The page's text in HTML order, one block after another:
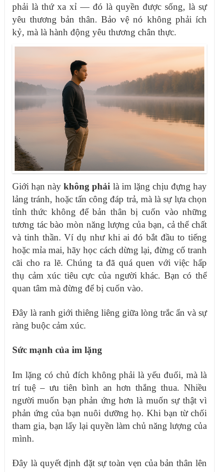
phải là thứ xa xỉ — đó là quyền được sống, là sự
yêu thương bản thân. Bảo vệ nó không phải ích
kỷ, mà là hành động yêu thương chân thực.
Giới hạn nàykhông phải là im lặng chịu đựng hay
lảng tránh, hoặc tấn công đáp trả, mà là sự lựa chọn
tỉnh thức không để bản thân bị cuốn vào những
tương tác bào mòn năng lượng của bạn, cả thể chất
và tinh thần. Ví dụ như khi ai đó bắt đầu to tiếng
hoặc mỉa mai, hãy học cách dừng lại, đừng cố tranh
cãi cho ra lẽ. Chúng ta đã quá quen với việc hấp
thụ cảm xúc tiêu cực của người khác. Bạn có thể
quan tâm mà đừng để bị cuốn vào.
Đây là ranh giới thiêng liêng giữa lòng trắc ẩn và sự
ràng buộc cảm xúc.
Sức mạnh của im lặng
Im lặng có chủ đích không phải là yếu đuối, mà là
trí tuệ – ưu tiên bình an hơn thắng thua. Nhiều
người muốn bạn phản ứng hơn là muốn sự thật vì
phản ứng của bạn nuôi dưỡng họ. Khi bạn từ chối
tham gia, bạn lấy lại quyền làm chủ năng lượng của
mình.
Đây là quyết định đặt sự toàn vẹn của bản thân lên